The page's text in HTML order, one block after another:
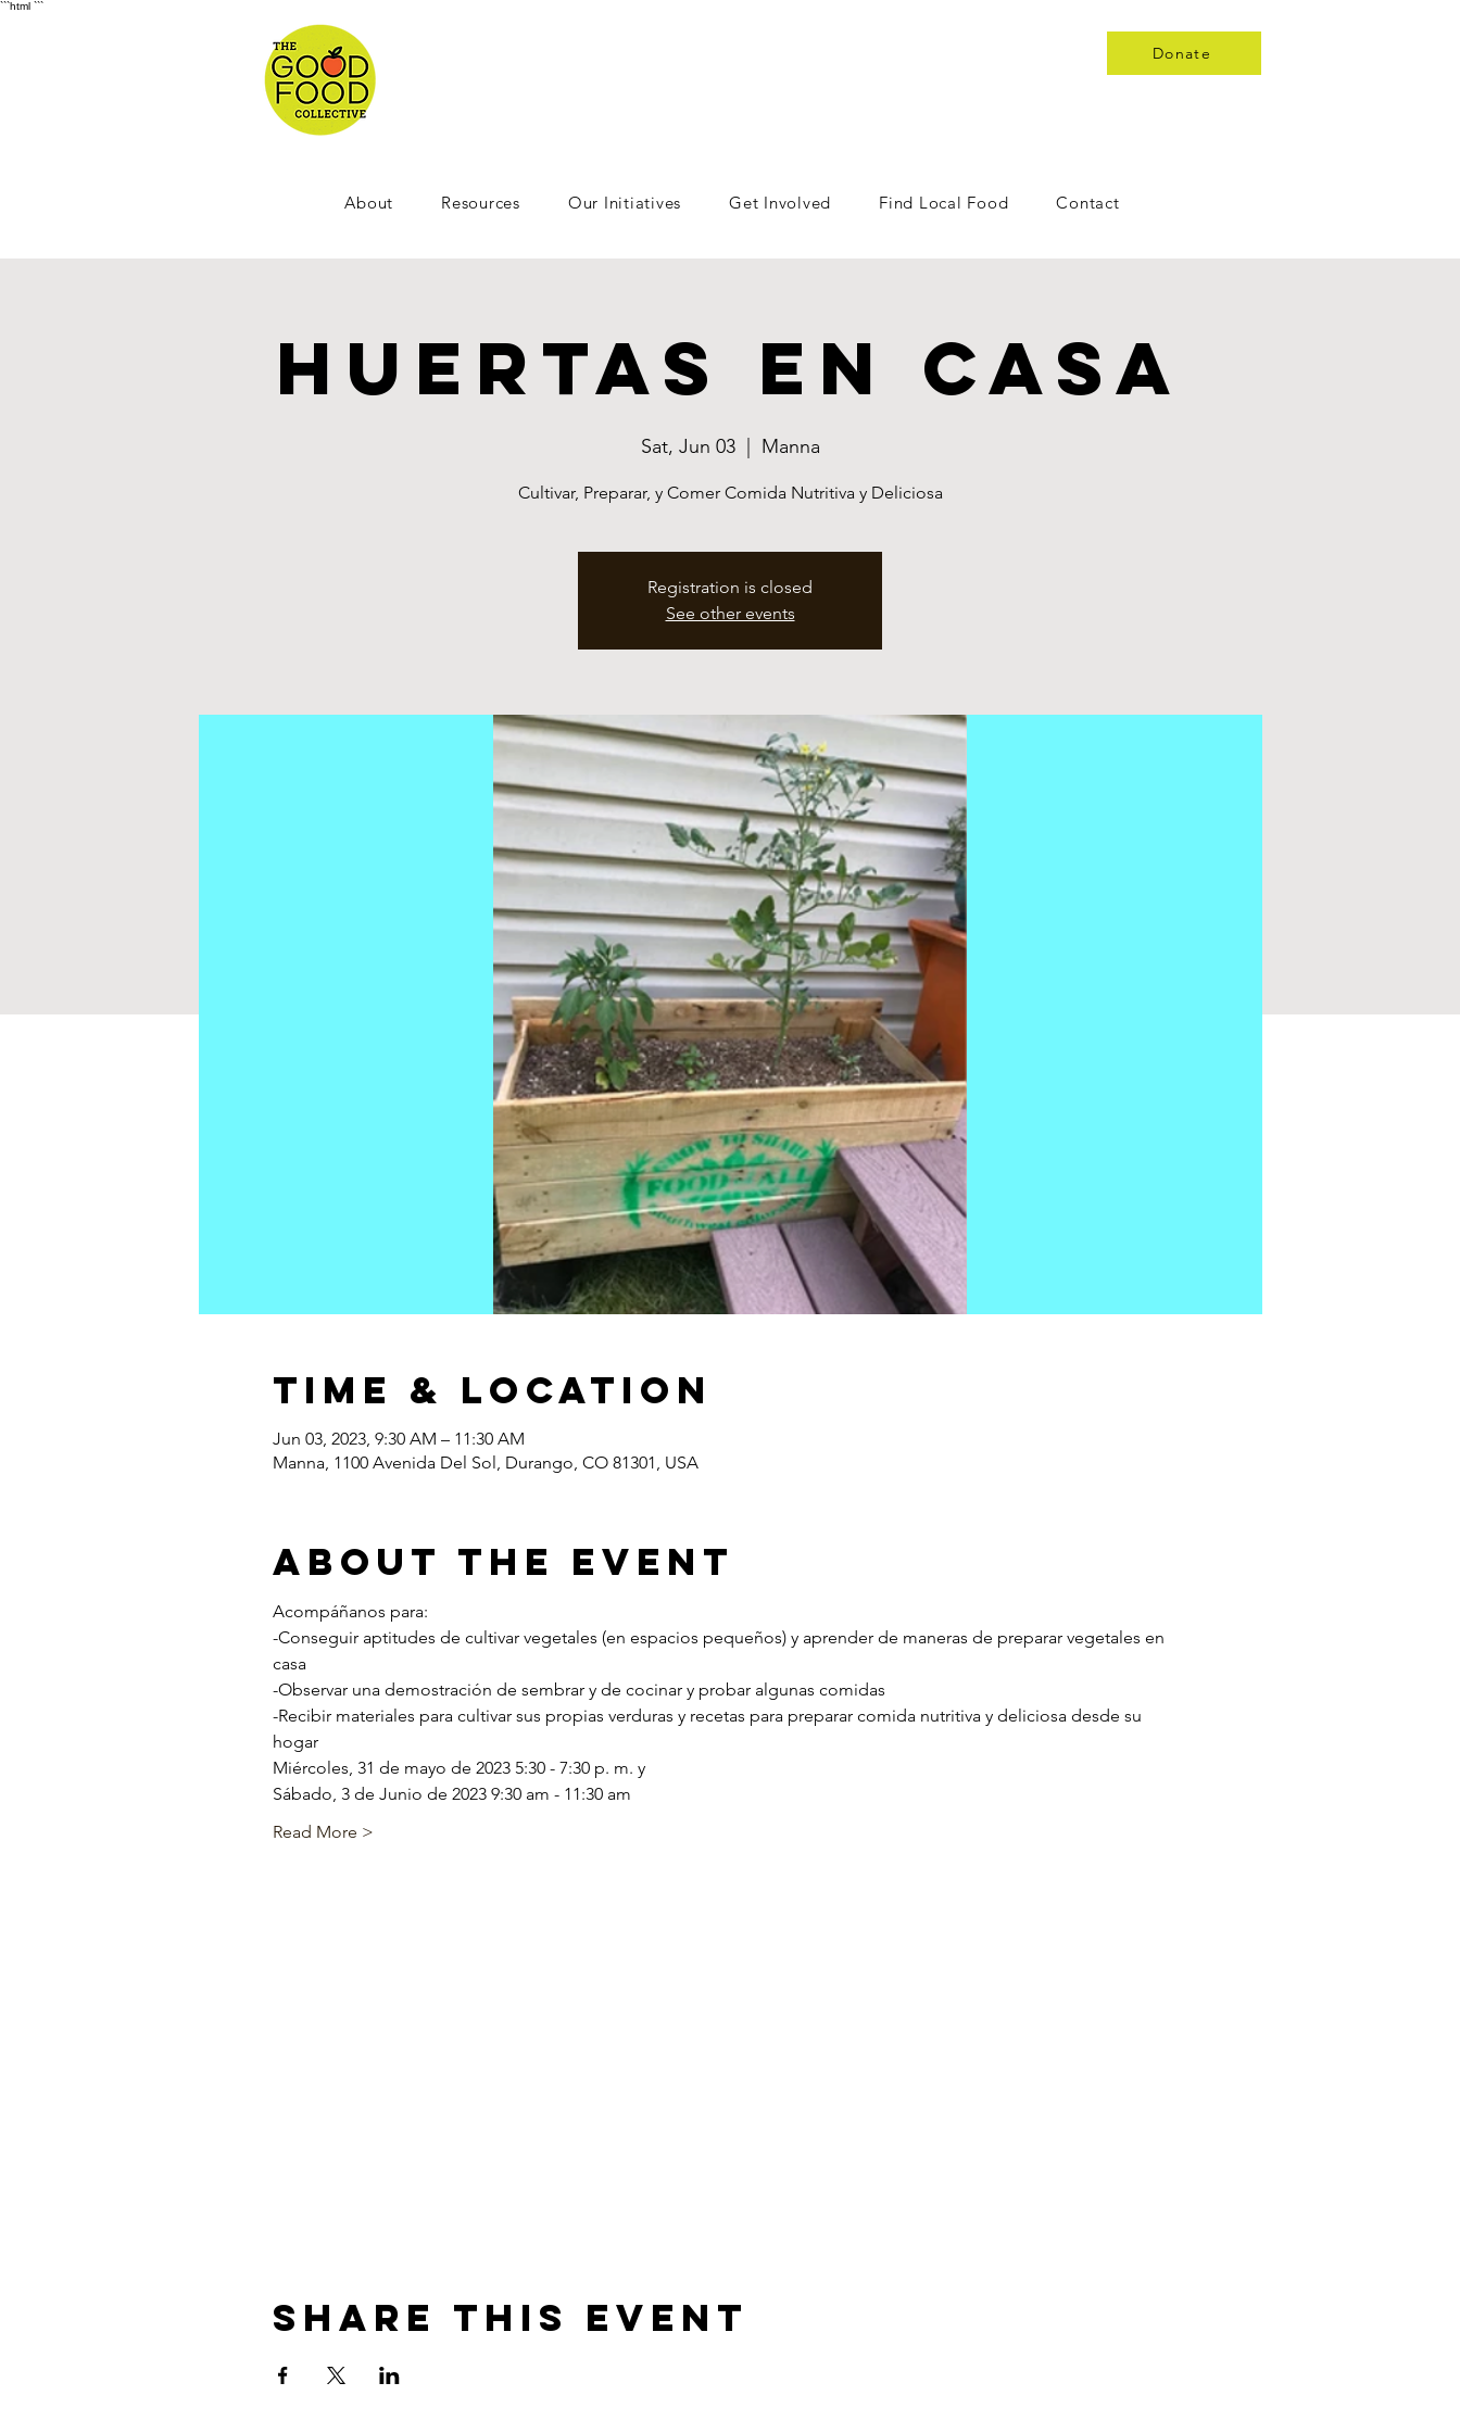
```html ```
Donate
About Resources Our Initiatives Get Involved Find Local Food Contact
Huertas en Casa
Sat, Jun 03
  |
Manna
Cultivar, Preparar, y Comer Comida Nutritiva y Deliciosa
Registration is closed
See other events
Time & Location
Jun 03, 2023, 9:30 AM – 11:30 AM
Manna, 1100 Avenida Del Sol, Durango, CO 81301, USA
About the Event
Acompáñanos para:
-Conseguir aptitudes de cultivar vegetales (en espacios pequeños) y aprender de maneras de preparar vegetales en
casa
-Observar una demostración de sembrar y de cocinar y probar algunas comidas
-Recibir materiales para cultivar sus propias verduras y recetas para preparar comida nutritiva y deliciosa desde su
hogar
Miércoles, 31 de mayo de 2023 5:30 - 7:30 p. m. y
Sábado, 3 de Junio de 2023 9:30 am - 11:30 am
Read More >
Share This Event